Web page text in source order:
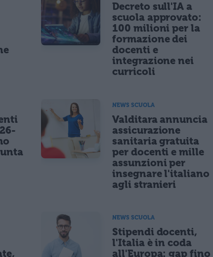
Decreto sull'IA a
scuola approvato:
100 milioni per la
formazione dei
docenti e
integrazione nei
curricoli
NEWS SCUOLA
Valditara annuncia
assicurazione
sanitaria gratuita
per docenti e mille
assunzioni per
insegnare l'italiano
agli stranieri
NEWS SCUOLA
Stipendi docenti,
l'Italia è in coda
all'Europa: gap fino